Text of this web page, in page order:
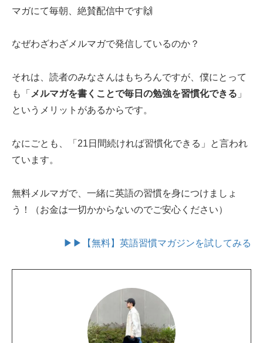
マガにて毎朝、絶賛配信中です🙌
なぜわざわざメルマガで発信しているのか？
それは、読者のみなさんはもちろんですが、僕にとって
も「 メルマガを書くことで毎日の勉強を習慣化できる 」
というメリットがあるからです。
なにごとも、「21日間続ければ習慣化できる」と言われ
ています。
無料メルマガで、一緒に英語の習慣を身につけましょ
う！（お金は一切かからないのでご安心ください）
▶▶【無料】英語習慣マガジンを試してみる